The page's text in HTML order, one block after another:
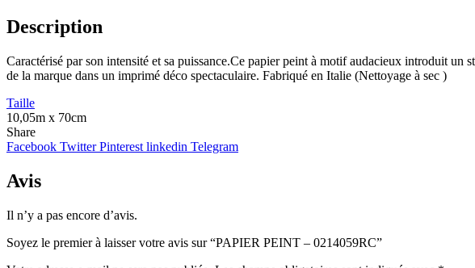
Description
Caractérisé par son intensité et sa puissance.Ce papier peint à motif audacieux introduit
de la marque dans un imprimé déco spectaculaire. Fabriqué en Italie (Nettoyage à sec )
Taille
10,05m x 70cm
Share
Facebook Twitter Pinterest linkedin Telegram
Avis
Il n’y a pas encore d’avis.
Soyez le premier à laisser votre avis sur “PAPIER PEINT – 0214059RC”